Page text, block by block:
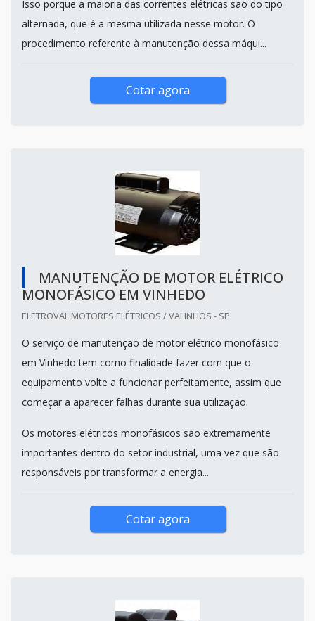
Isso porque a maioria das correntes elétricas são do tipo
alternada, que é a mesma utilizada nesse motor. O
procedimento referente à manutenção dessa máqui...
Cotar agora
MANUTENÇÃO DE MOTOR ELÉTRICO
MONOFÁSICO EM VINHEDO
ELETROVAL MOTORES ELÉTRICOS / VALINHOS - SP
O serviço de manutenção de motor elétrico monofásico
em Vinhedo tem como finalidade fazer com que o
equipamento volte a funcionar perfeitamente, assim que
começar a aparecer falhas durante sua utilização.
Os motores elétricos monofásicos são extremamente
importantes dentro do setor industrial, uma vez que são
responsáveis por transformar a energia...
Cotar agora